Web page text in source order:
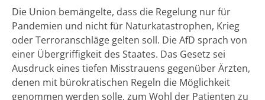
Die Union bemängelte, dass die Regelung nur für
Pandemien und nicht für Naturkatastrophen, Krieg
oder Terroranschläge gelten soll. Die AfD sprach von
einer Übergriffigkeit des Staates. Das Gesetz sei
Ausdruck eines tiefen Misstrauens gegenüber Ärzten,
denen mit bürokratischen Regeln die Möglichkeit
genommen werden solle, zum Wohl der Patienten zu